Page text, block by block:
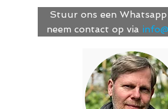
Stuur ons een
neem contact op via